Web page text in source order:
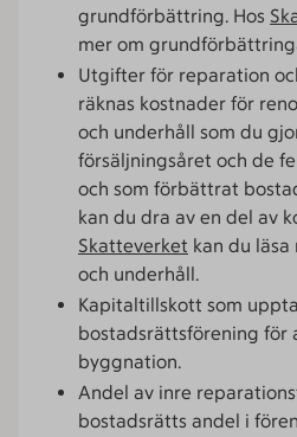
grundförbättring. Hos
mer om
Utgifter för reparation
räknas kostnader för
och underhåll som du
försäljningsåret och de
och som förbättrat
kan du dra av en del av
Skatteverket kan du
och underhåll.
Kapitaltillskott som
bostadsrättsförening för
byggnation.
Andel av inre
bostadsrätts andel i